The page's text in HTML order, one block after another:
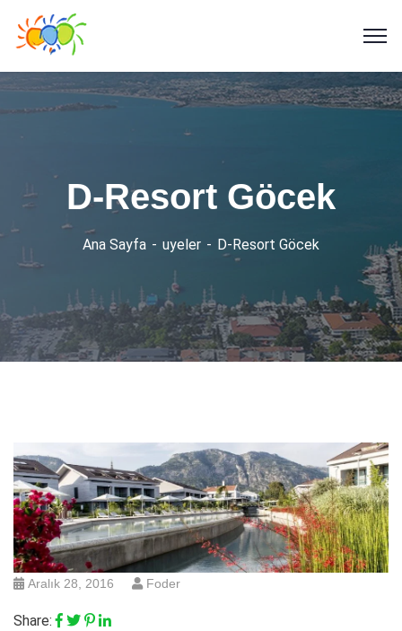
D-Resort Göcek
Ana Sayfa uyeler D-Resort Göcek
Aralık 28, 2016 Foder
Share: